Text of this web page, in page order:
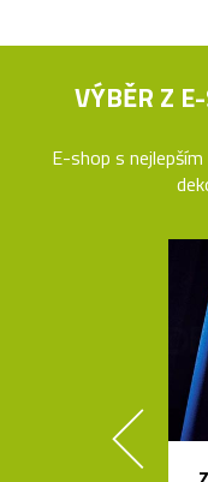
VÝBĚR Z
E-shop s